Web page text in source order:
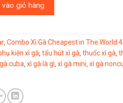
vào giỏ hàng
, Combo Xì Gà Cheapest in The World
kiện xì gà tẩu hút xì gà thuốc xì gà
cuba xì gà là gì xì gà mini xì gà